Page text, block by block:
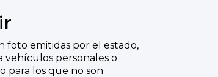
foto emitidas por el estado,
vehículos personales o
para los que no son